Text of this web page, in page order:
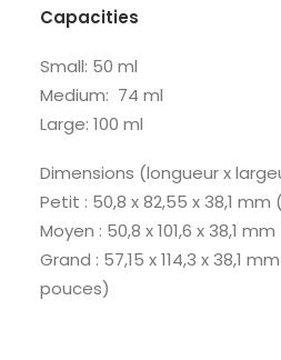
Capacities
Small: 50 ml
Medium: 74 ml
Large: 100 ml
Dimensions (longueur x
Petit : 50,8 x 82,55 x 38,1 mm
Moyen : 50,8 x 101,6 x 38,1
Grand : 57,15 x 114,3 x 38,1
pouces)